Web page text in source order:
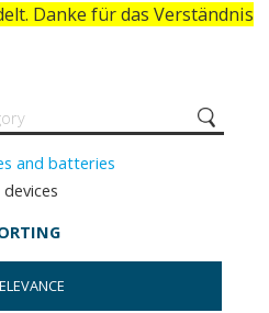
Danke für das Verständnis
and batteries